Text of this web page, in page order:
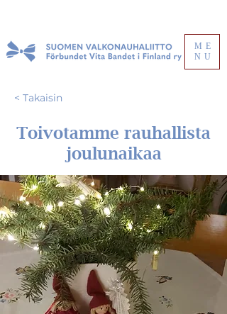
ME
NU
< Takaisin
Toivotamme rauhallista
joulunaikaa